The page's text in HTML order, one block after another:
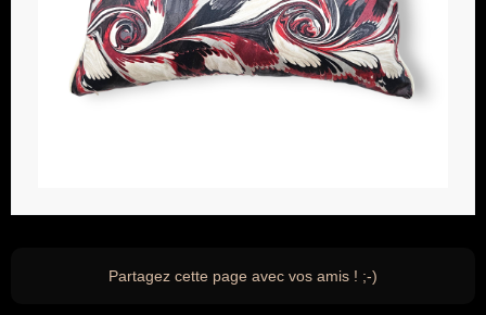
Partagez cette page avec vos amis ! ;-)